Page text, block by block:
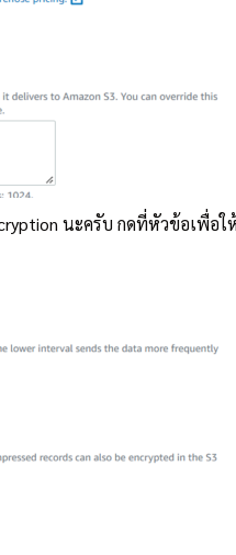
นะครับ กดที่หัวข้อเ